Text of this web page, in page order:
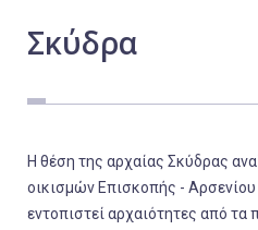
Σκύδρα
Η θέση της αρχαίας Σκύδρας
οικισμών Επισκοπής -
εντοπιστεί αρχαιότητες από τα